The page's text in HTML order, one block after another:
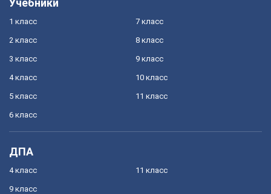
Учебники
1 класс
2 класс
3 класс
4 класс
5 класс
6 класс
7 класс
8 класс
9 класс
10 класс
11 класс
ДПА
4 класс
9 класс
11 класс